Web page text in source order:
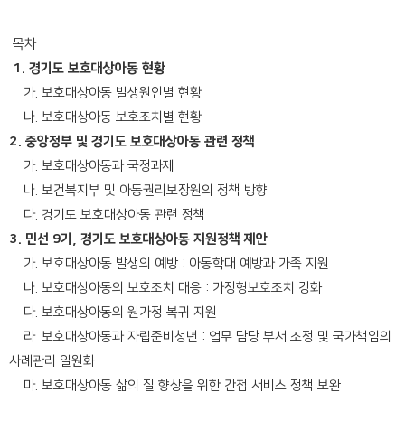
목차
1. 경기도 보호대상아동 현황
가. 보호대상아동 발생원인별 현황
나. 보호대상아동 보호조치별 현황
2. 중앙정부 및 경기도 보호대상아동 관련 정책
가. 보호대상아동과 국정과제
나. 보건복지부 및 아동권리보장원의 정책 방향
다. 경기도 보호대상아동 관련 정책
3. 민선 9기, 경기도 보호대상아동 지원정책 제안
가. 보호대상아동 발생의 예방 : 아동학대 예방과 가족 지원
나. 보호대상아동의 보호조치 대응 : 가정형보호조치 강화
다. 보호대상아동의 원가정 복귀 지원
라. 보호대상아동과 자립준비청년 : 업무 담당 부서 조정 및 국가책임의
사례관리 일원화
마. 보호대상아동 삶의 질 향상을 위한 간접 서비스 정책 보완